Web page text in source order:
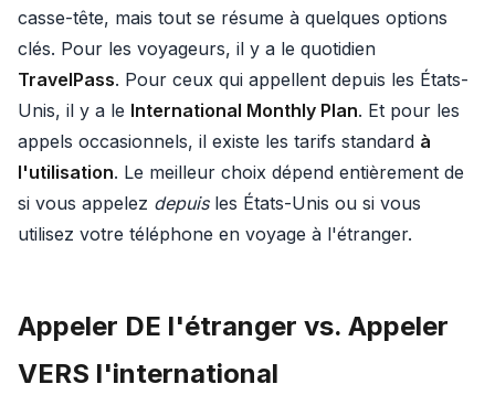
casse-tête, mais tout se résume à quelques options
clés. Pour les voyageurs, il y a le quotidien
TravelPass. Pour ceux qui appellent depuis les États-
Unis, il y a le International Monthly Plan. Et pour les
appels occasionnels, il existe les tarifs standard à
l'utilisation. Le meilleur choix dépend entièrement de
si vous appelez depuisles États-Unis ou si vous
utilisez votre téléphone en voyage à l'étranger.
Appeler DE l'étranger vs. Appeler
VERS l'international